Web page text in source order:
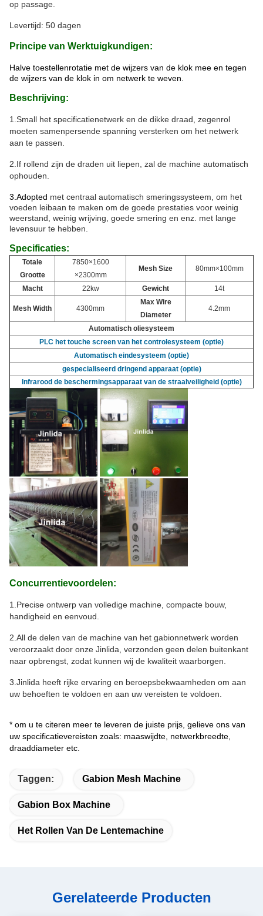
op passage.
Levertijd: 50 dagen
Principe van Werktuigkundigen:
Halve toestellenrotatie met de wijzers van de klok mee en tegen
de wijzers van de klok in om netwerk te weven.
Beschrijving:
1.Small het specificatienetwerk en de dikke draad, zegenrol
moeten samenpersende spanning versterken om het netwerk
aan te passen.
2.If rollend zijn de draden uit liepen, zal de machine automatisch
ophouden.
3.Adopted met centraal automatisch smeringssysteem, om het
voeden leibaan te maken om de goede prestaties voor weinig
weerstand, weinig wrijving, goede smering en enz. met lange
levensuur te hebben.
Specificaties:
Totale
Grootte
7850×1600
×2300mm
Mesh Size 80mm×100mm
Macht 22kw Gewicht 14t
Mesh Width 4300mm
Max Wire
Diameter
4.2mm
Automatisch oliesysteem
PLC het touche screen van het controlesysteem (optie)
Automatisch eindesysteem (optie)
gespecialiseerd dringend apparaat (optie)
Infrarood de beschermingsapparaat van de straalveiligheid (optie)
Concurrentievoordelen:
1.Precise ontwerp van volledige machine, compacte bouw,
handigheid en eenvoud.
2.All de delen van de machine van het gabionnetwerk worden
veroorzaakt door onze Jinlida, verzonden geen delen buitenkant
naar opbrengst, zodat kunnen wij de kwaliteit waarborgen.
3.Jinlida heeft rijke ervaring en beroepsbekwaamheden om aan
uw behoeften te voldoen en aan uw vereisten te voldoen.
* om u te citeren meer te leveren de juiste prijs, gelieve ons van
uw specificatievereisten zoals: maaswijdte, netwerkbreedte,
draaddiameter etc.
Taggen: Gabion Mesh Machine
Gabion Box Machine
Het Rollen Van De Lentemachine
Gerelateerde Producten